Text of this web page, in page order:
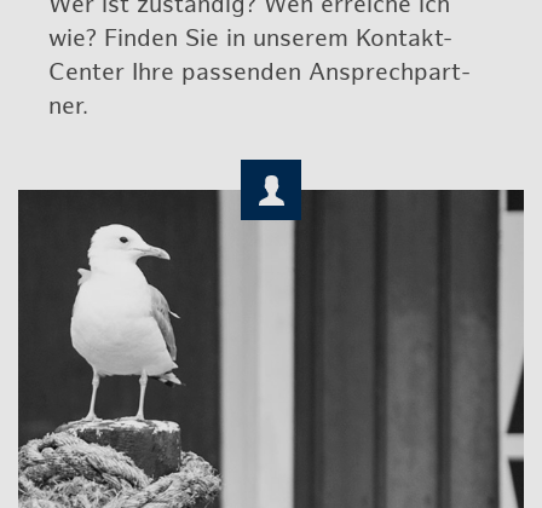
wie? Fin­den Sie in un­se­rem Kon­takt-
Cen­ter Ihre pas­sen­den An­sprech­part­
ner.